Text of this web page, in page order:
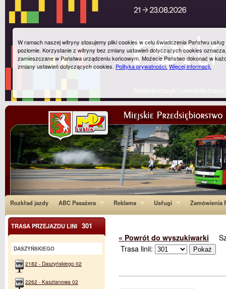
Rozkład jazdy ABC Pasażera Reklama Usługi Zamówienia
« Powrót do wyszukiwarki
Trasa linii:
TRASA PRZEJAZDU LINI 301
DASZYŃSKIEGO
2182 - Daszyńskiego 02
2262 - Kasztanowa 02
W ramach naszej witryny stosujemy pliki cookies w celu świadczenia Państwu
poziomie. Korzystanie z witryny bez zmiany ustawień dotyczących cookies
zamieszczane w Państwa urządzeniu końcowym. Możecie Państwo dokonać w
zmiany ustawień dotyczących cookies. Polityka prywatności.Więcej informacji.